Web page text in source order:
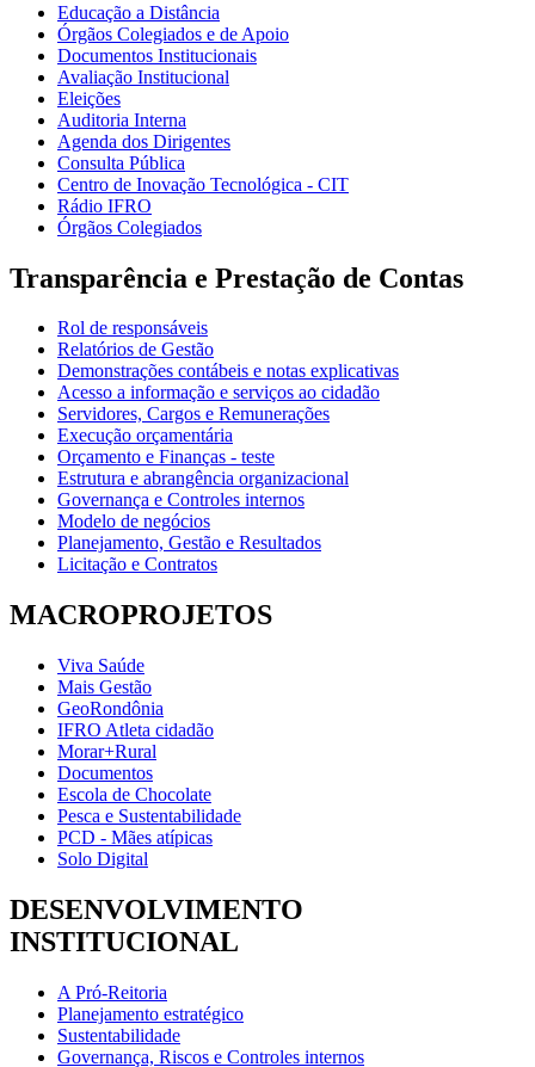
Educação a Distância
Órgãos Colegiados e de Apoio
Documentos Institucionais
Avaliação Institucional
Eleições
Auditoria Interna
Agenda dos Dirigentes
Consulta Pública
Centro de Inovação Tecnológica - CIT
Rádio IFRO
Órgãos Colegiados
Transparência e Prestação de Contas
Rol de responsáveis
Relatórios de Gestão
Demonstrações contábeis e notas explicativas
Acesso a informação e serviços ao cidadão
Servidores, Cargos e Remunerações
Execução orçamentária
Orçamento e Finanças - teste
Estrutura e abrangência organizacional
Governança e Controles internos
Modelo de negócios
Planejamento, Gestão e Resultados
Licitação e Contratos
MACROPROJETOS
Viva Saúde
Mais Gestão
GeoRondônia
IFRO Atleta cidadão
Morar+Rural
Documentos
Escola de Chocolate
Pesca e Sustentabilidade
PCD - Mães atípicas
Solo Digital
DESENVOLVIMENTO
INSTITUCIONAL
A Pró-Reitoria
Planejamento estratégico
Sustentabilidade
Governança, Riscos e Controles internos